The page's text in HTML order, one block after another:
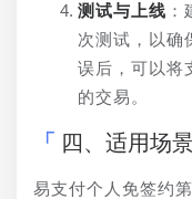
测试与上线
次测试，以确
误后，可以将
的交易。
四、适用场
易支付个人免签约